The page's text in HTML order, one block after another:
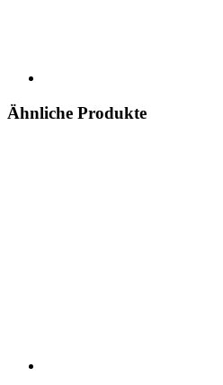
Ähnliche Produkte